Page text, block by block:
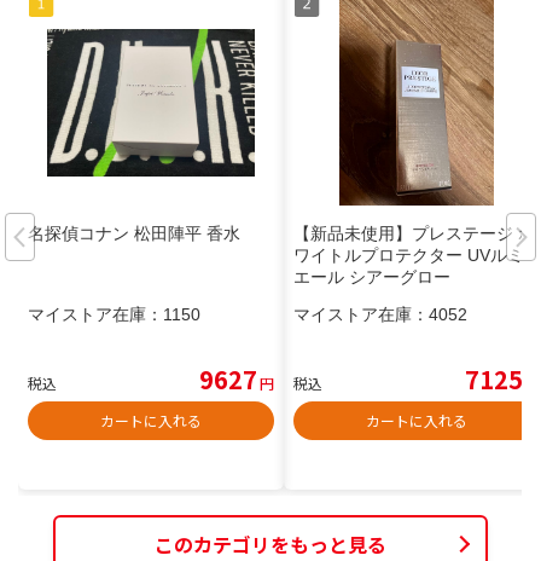
名探偵コナン 松田陣平 香水
マイストア在庫： 1150
税込 9627円
カートに入れる
【新品未使用】プレステージ ホ
ワイトルプロテクター UVルミ
エール シアーグロー
マイストア在庫： 4052
税込 7125
カートに入れる
このカテゴリをもっと見る